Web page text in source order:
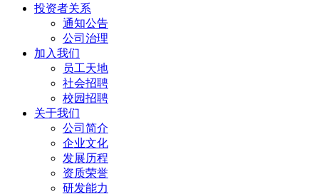
投资者关系
通知公告
公司治理
加入我们
员工天地
社会招聘
校园招聘
关于我们
公司简介
企业文化
发展历程
资质荣誉
研发能力